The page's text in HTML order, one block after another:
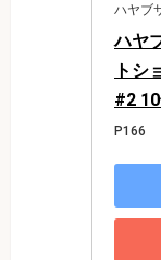
ハヤブ
ハヤ
トシ
#2
P166